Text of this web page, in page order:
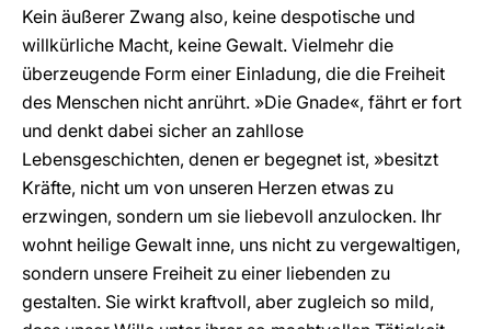
Kein äußerer Zwang also, keine despotische und
willkürliche Macht, keine Gewalt. Vielmehr die
überzeugende Form einer Einladung, die die Freiheit
des Menschen nicht anrührt. »Die Gnade«, fährt er fort
und denkt dabei sicher an zahllose
Lebensgeschichten, denen er begegnet ist, »besitzt
Kräfte, nicht um von unseren Herzen etwas zu
erzwingen, sondern um sie liebevoll anzulocken. Ihr
wohnt heilige Gewalt inne, uns nicht zu vergewaltigen,
sondern unsere Freiheit zu einer liebenden zu
gestalten. Sie wirkt kraftvoll, aber zugleich so mild,